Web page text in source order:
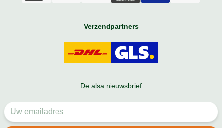
Verzendpartners
De alsa nieuwsbrief